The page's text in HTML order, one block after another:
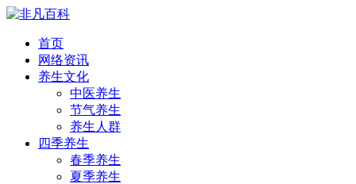
首页
网络资讯
养生文化
中医养生
节气养生
养生人群
四季养生
春季养生
夏季养生